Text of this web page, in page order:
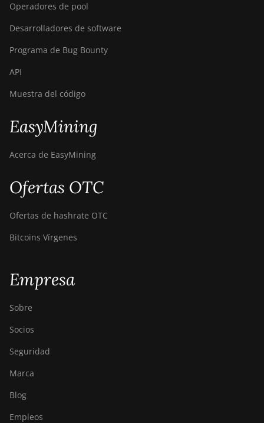
Operadores de pool
Desarrolladores de software
Programa de Bug Bounty
API
Muestra del código
EasyMining
Acerca de EasyMining
Ofertas OTC
Ofertas de hashrate OTC
Bitcoins Vírgenes
Empresa
Sobre
Socios
Seguridad
Marca
Blog
Empleos